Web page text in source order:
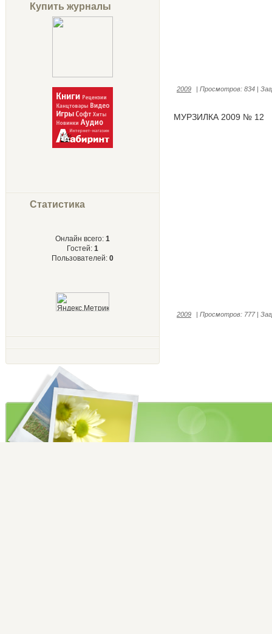
Купить журналы
Статистика
Онлайн всего: 1
Гостей: 1
Пользователей: 0
2009 | Просмотров: 834 |
МУРЗИЛКА 2009 № 12
2009 | Просмотров: 777|